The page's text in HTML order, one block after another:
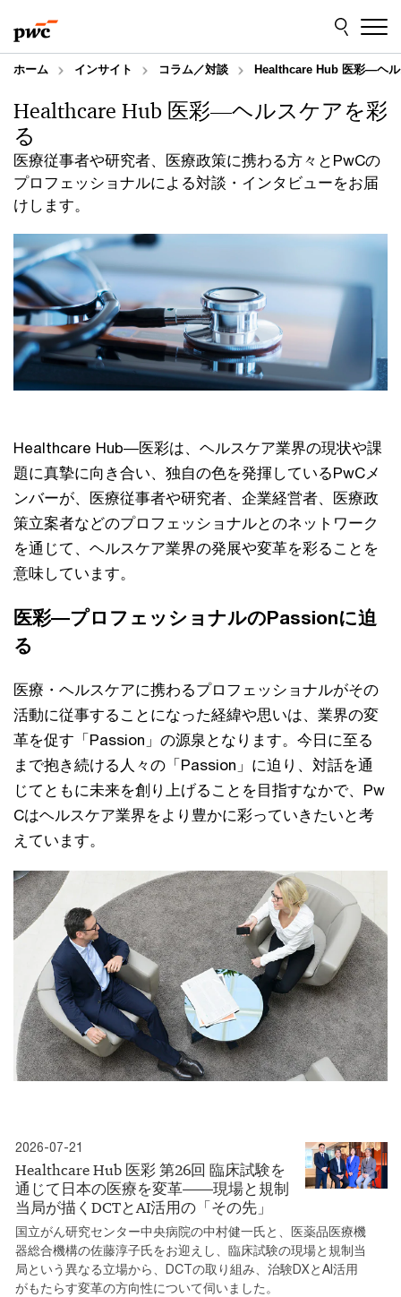
to
content
to
footer
ホーム インサイト コラム／対談 Healthcare Hub 医彩―ヘ
医療従事者や研究者、医療政策に携わる方々とPwCの
プロフェッショナルによる対談・インタビューをお届
けします。
Healthcare Hub 医彩―ヘルスケアを彩
る
Healthcare Hub―医彩は、ヘルスケア業界の現状や課
題に真摯に向き合い、独自の色を発揮しているPwCメ
ンバーが、医療従事者や研究者、企業経営者、医療政
策立案者などのプロフェッショナルとのネットワーク
を通じて、ヘルスケア業界の発展や変革を彩ることを
意味しています。
医彩―プロフェッショナルのPassionに迫
る
医療・ヘルスケアに携わるプロフェッショナルがその
活動に従事することになった経緯や思いは、業界の変
革を促す「Passion」の源泉となります。今日に至る
まで抱き続ける人々の「Passion」に迫り、対話を通
じてともに未来を創り上げることを目指すなかで、Pw
Cはヘルスケア業界をより豊かに彩っていきたいと考
えています。
2026-07-21
Healthcare Hub 医彩 第26回 臨床試験を
通じて日本の医療を変革――現場と規制
当局が描くDCTとAI活用の「その先」
国立がん研究センター中央病院の中村健一氏と、医薬品医療機
器総合機構の佐藤淳子氏をお迎えし、臨床試験の現場と規制当
局という異なる立場から、DCTの取り組み、治験DXとAI活用
がもたらす変革の方向性について伺いました。